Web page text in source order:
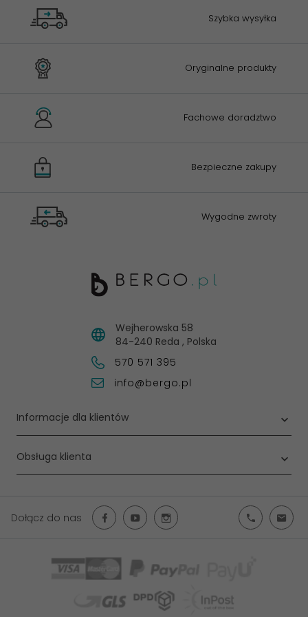
Szybka wysyłka
Oryginalne produkty
Fachowe doradztwo
Bezpieczne zakupy
Wygodne zwroty
Wejherowska 58
84-240 Reda , Polska
570 571 395
info@bergo.pl
Informacje dla klientów
Obsługa klienta
Dołącz do nas